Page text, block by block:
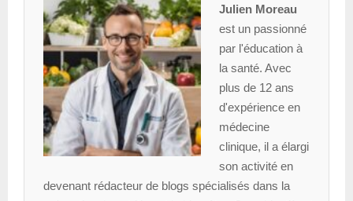
Julien Moreau
est un passionné
par l'éducation à
la santé. Avec
plus de 12 ans
d'expérience en
médecine
clinique, il a élargi
son activité en
devenant rédacteur de blogs spécialisés dans la